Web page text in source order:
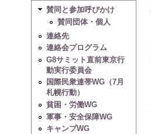
賛同と参加呼びかけ
賛同団体・個人
連絡先
連絡会プログラム
G8サミット直前東京行
動実行委員会
国際民衆連帯WG（7月
札幌行動）
貧困・労働WG
軍事・安全保障WG
キャンプWG